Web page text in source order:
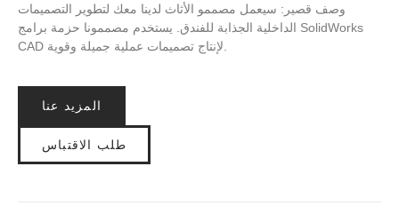
وصف قصير: سيعمل مصممو الأثاث لدينا معك لتطوير التصميمات
الداخلية الجذابة للفندق. يستخدم مصممونا حزمة برامج SolidWorks
المزيد عنا
طلب الاقتباس